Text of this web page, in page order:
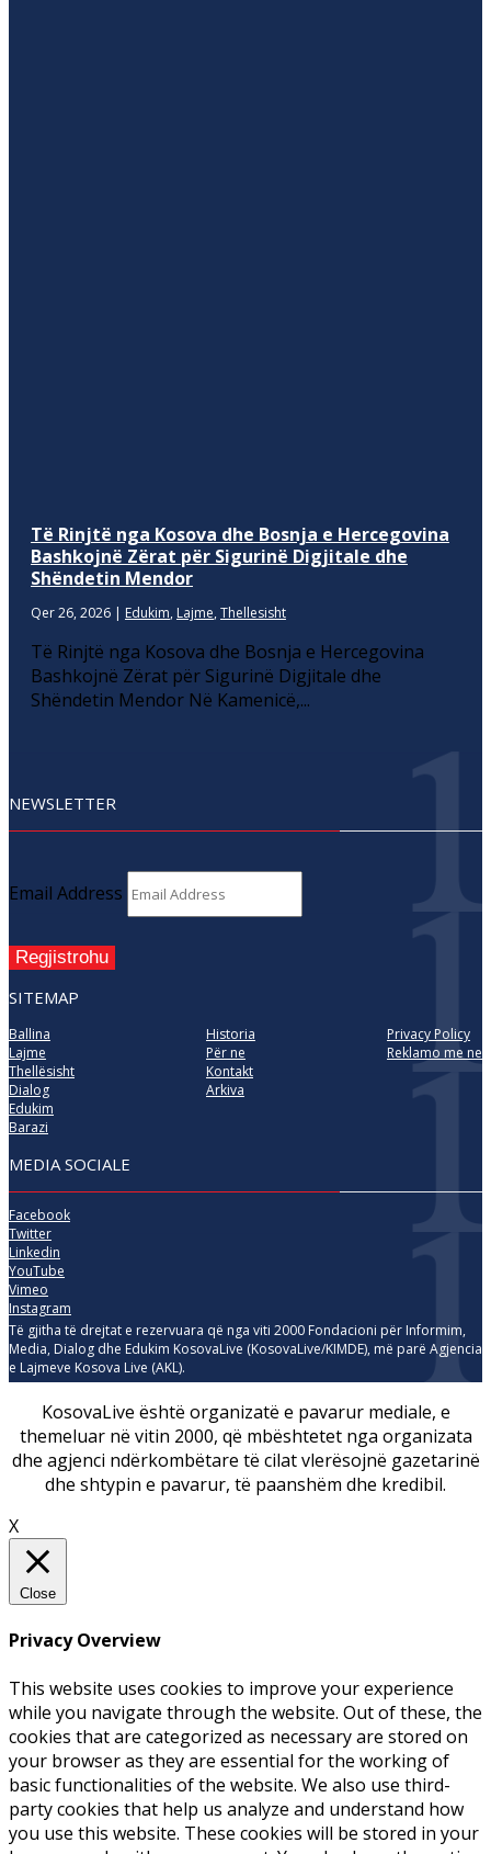
Të Rinjtë nga Kosova dhe Bosnja e Hercegovina
Bashkojnë Zërat për Sigurinë Digjitale dhe
Shëndetin Mendor
Qer 26, 2026 | Edukim, Lajme, Thellesisht
Të Rinjtë nga Kosova dhe Bosnja e Hercegovina
Bashkojnë Zërat për Sigurinë Digjitale dhe
Shëndetin Mendor Në Kamenicë,...
NEWSLETTER
Email Address
Regjistrohu
SITEMAP
Ballina
Lajme
Thellësisht
Dialog
Edukim
Barazi
Historia
Për ne
Kontakt
Arkiva
Privacy Policy
Reklamo me ne
MEDIA SOCIALE
Facebook
Twitter
Linkedin
YouTube
Vimeo
Instagram
Të gjitha të drejtat e rezervuara që nga viti 2000 Fondacioni për Informim,
Media, Dialog dhe Edukim KosovaLive (KosovaLive/KIMDE), më parë Agjencia
e Lajmeve Kosova Live (AKL).
KosovaLive është organizatë e pavarur mediale, e
themeluar në vitin 2000, që mbështetet nga organizata
dhe agjenci ndërkombëtare të cilat vlerësojnë gazetarinë
dhe shtypin e pavarur, të paanshëm dhe kredibil.
X
Close
Privacy Overview
This website uses cookies to improve your experience
while you navigate through the website. Out of these, the
cookies that are categorized as necessary are stored on
your browser as they are essential for the working of
basic functionalities of the website. We also use third-
party cookies that help us analyze and understand how
you use this website. These cookies will be stored in your